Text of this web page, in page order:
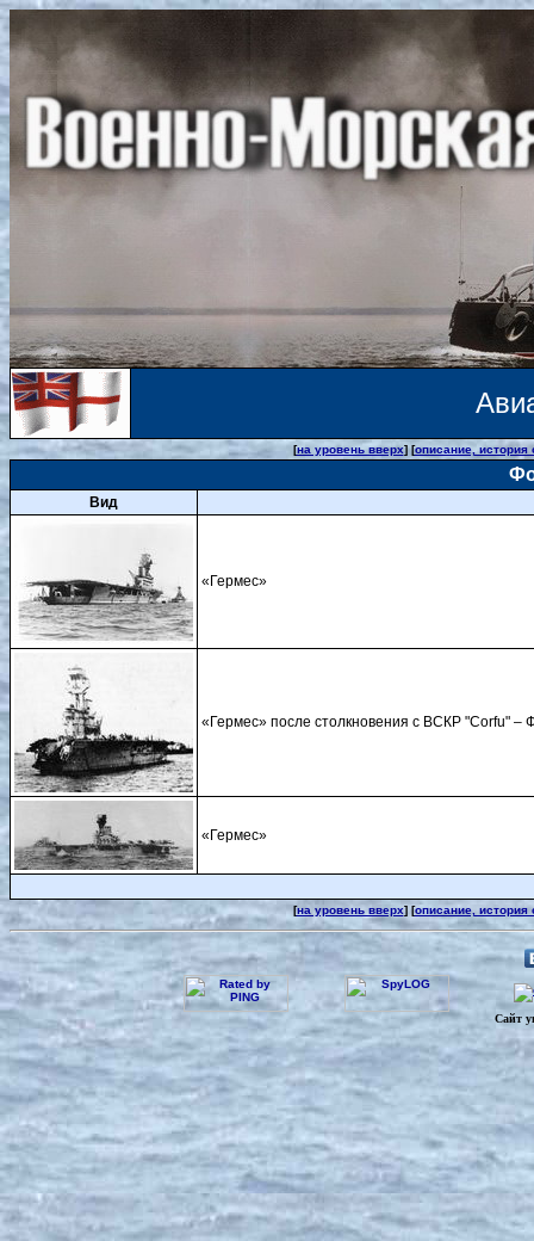
[на уровень вверх] [описание,
Вид
«Гермес»
«Гермес» после столкновения с ВСКР "Corfu"
«Гермес»
[на уровень вверх] [описание,
Сайт